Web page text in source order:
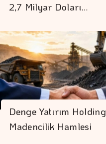
2,7 Milyar Doları…
Denge Yatırım
Madencilik Hamlesi